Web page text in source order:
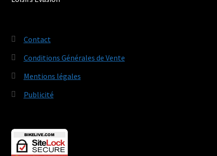
Contact
Conditions Générales de Vente
Mentions légales
Publicité